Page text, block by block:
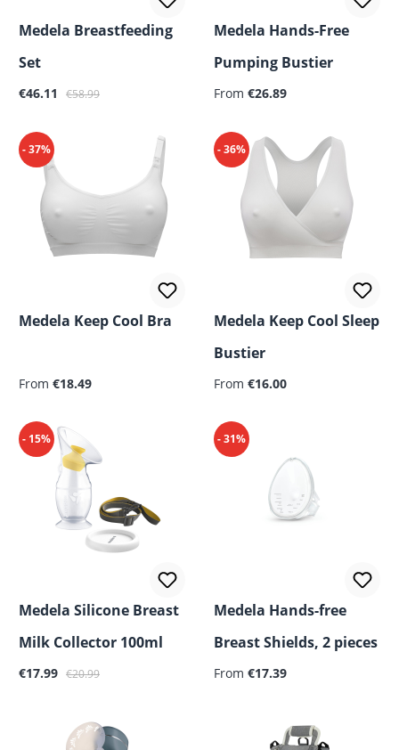
Medela Breastfeeding
Set
Sale price:
€46.11 Regular price:
€58.99
Medela Hands-Free
Pumping Bustier
Regular price:
From €26.89
- 37%
Medela Keep Cool Bra
Regular price:
From €18.49
- 36%
Medela Keep Cool Sleep
Bustier
Regular price:
From €16.00
- 15%
Medela Silicone Breast
Milk Collector 100ml
Sale price:
€17.99 Regular price:
€20.99
- 31%
Medela Hands-free
Breast Shields, 2 pieces
Regular price:
From €17.39